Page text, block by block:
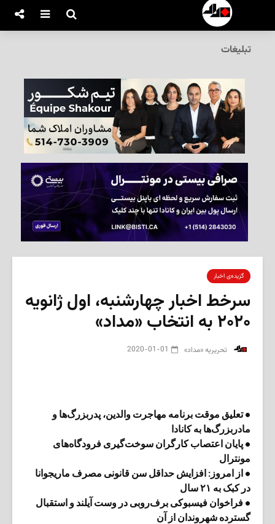
تبلیغات
گزیده‌ی‌ اخبار
سرخط اخبار چهارشنبه، اول ژانویه
۲۰۲۰ به انتخاب «مداد»
‌ تحریریه «مداد» 2020-01-01
• تعلیق موقت برنامه مهاجرت والدین، پدربزرگ‌ها‌ و
مادربزرگ‌ها به کانادا
• پایان اعتصاب کارگران سوخت‌گیری فرودگاه‌های
مونترال
• از امروز: افزایش حداقل سن قانونی مصرف ماریجوانا
در کبک به ۲۱ سال
• فراخوان فیسبوکی برف‌روبی در وست آیلند و استقبال
گسترده شهروندان از آن